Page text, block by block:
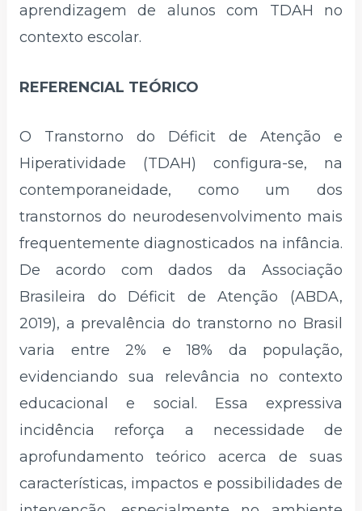
aprendizagem de alunos com TDAH no
contexto escolar.
REFERENCIAL TEÓRICO
O Transtorno do Déficit de Atenção e
Hiperatividade (TDAH) configura-se, na
contemporaneidade, como um dos
transtornos do neurodesenvolvimento mais
frequentemente diagnosticados na infância.
De acordo com dados da Associação
Brasileira do Déficit de Atenção (ABDA,
2019), a prevalência do transtorno no Brasil
varia entre 2% e 18% da população,
evidenciando sua relevância no contexto
educacional e social. Essa expressiva
incidência reforça a necessidade de
aprofundamento teórico acerca de suas
características, impactos e possibilidades de